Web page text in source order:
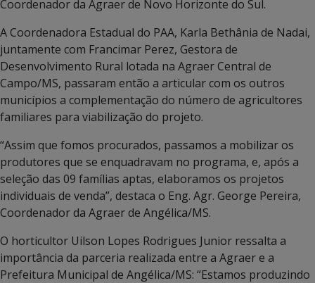
Coordenador da Agraer de Novo Horizonte do Sul.
A Coordenadora Estadual do PAA, Karla Bethânia de Nadai,
juntamente com Francimar Perez, Gestora de
Desenvolvimento Rural lotada na Agraer Central de
Campo/MS, passaram então a articular com os outros
municípios a complementação do número de agricultores
familiares para viabilização do projeto.
“Assim que fomos procurados, passamos a mobilizar os
produtores que se enquadravam no programa, e, após a
seleção das 09 famílias aptas, elaboramos os projetos
individuais de venda”, destaca o Eng. Agr. George Pereira,
Coordenador da Agraer de Angélica/MS.
O horticultor Uilson Lopes Rodrigues Junior ressalta a
importância da parceria realizada entre a Agraer e a
Prefeitura Municipal de Angélica/MS: “Estamos produzindo